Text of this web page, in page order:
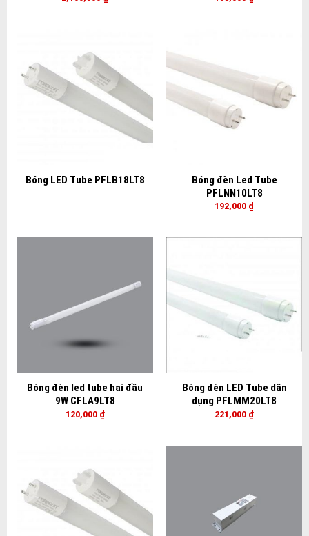
Bóng LED Tube PFLB18LT8
Bóng đèn Led Tube
PFLNN10LT8
192,000 ₫
Bóng đèn led tube hai đầu
9W CFLA9LT8
120,000 ₫
Bóng đèn LED Tube dân
dụng PFLMM20LT8
221,000 ₫